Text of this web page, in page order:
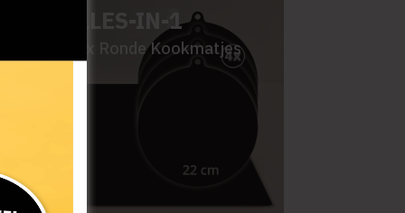
ALLES-IN-1
+ 4x Ronde Kookmatjes